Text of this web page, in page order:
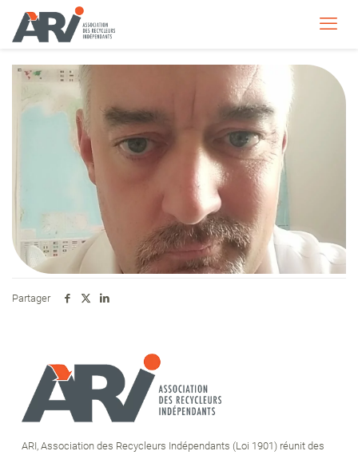
Partager
ARI, Association des Recycleurs Indépendants (Loi 1901) réunit des